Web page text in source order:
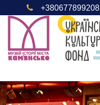
+380677899208